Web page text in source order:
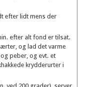
efter lidt mens der
efter alt fond er tilsat.
og lad det varme
peber, og evt. et
krydderurter i